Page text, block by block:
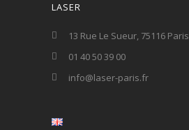
LASER
13 Rue Le Sueur, 75116 Paris
01 40 50 39 00
info@laser-paris.fr